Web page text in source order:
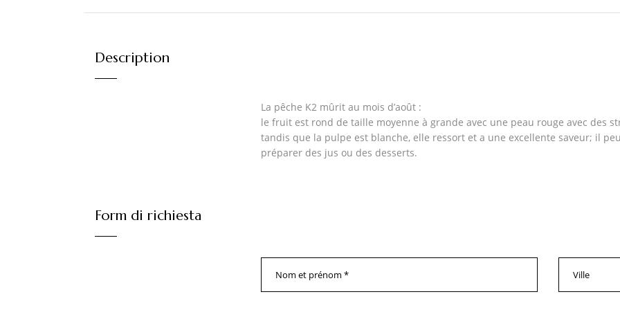
Description
La pêche K2 mûrit au mois d’août :
le fruit est rond de taille moyenne à grande avec une peau rouge avec des
tandis que la pulpe est blanche, elle ressort et a une excellente saveur; il
préparer des jus ou des desserts.
Form di richiesta